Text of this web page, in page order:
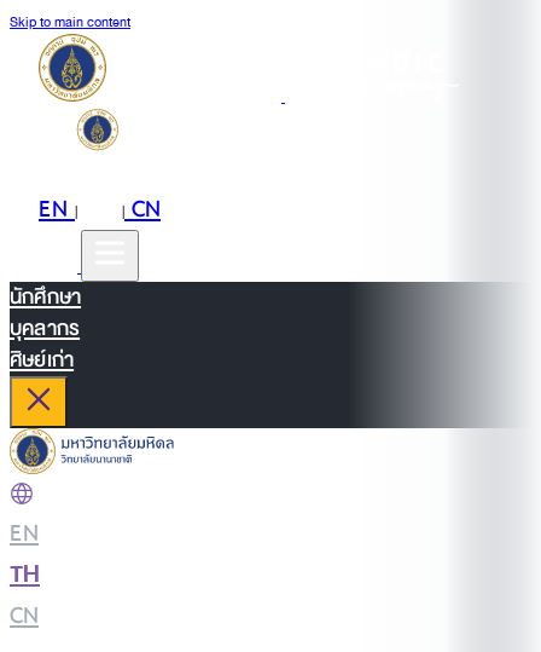
Skip to main content
EN| |CN
นักศึกษา
บุคลากร
ศิษย์เก่า
EN
TH
CN